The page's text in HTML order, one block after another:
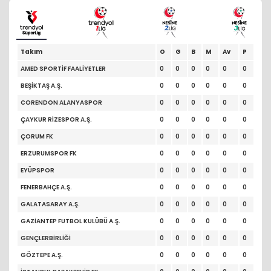
Takım O G B M Av
P
AMED SPORTİF FAALİYETLER
0 0 0 0 0
0
BEŞİKTAŞ A.Ş.
0 0 0 0 0
0
CORENDON ALANYASPOR
0 0 0 0 0
0
ÇAYKUR RİZESPOR A.Ş.
0 0 0 0 0
0
ÇORUM FK
0 0 0 0 0
0
ERZURUMSPOR FK
0 0 0 0 0
0
EYÜPSPOR
0 0 0 0 0
0
FENERBAHÇE A.Ş.
0 0 0 0 0
0
GALATASARAY A.Ş.
0 0 0 0 0
0
GAZİANTEP FUTBOL KULÜBÜ A.Ş.
0 0 0 0 0
0
GENÇLERBİRLİĞİ
0 0 0 0 0
0
GÖZTEPE A.Ş.
0 0 0 0 0
0